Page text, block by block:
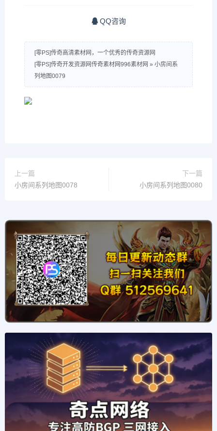
QQ咨询
[零PS]传奇高清素材网，一个优秀的传奇资源网
[零PS]传奇开发资源网传奇素材网996素材网 » 小房间系
列地图0079
上一篇
小房间系列地图0078
下一篇
小房间系列地图0080